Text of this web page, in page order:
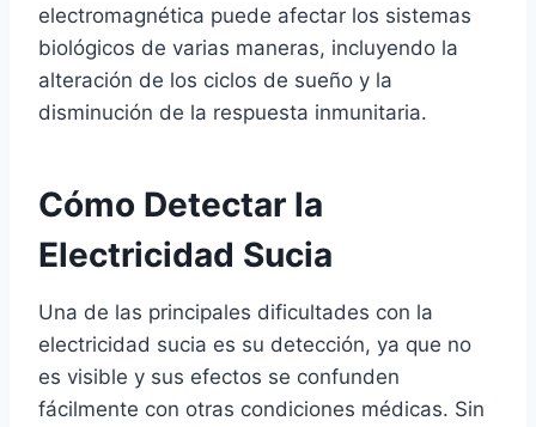
electromagnética puede afectar los sistemas
biológicos de varias maneras, incluyendo la
alteración de los ciclos de sueño y la
disminución de la respuesta inmunitaria.
Cómo Detectar la
Electricidad Sucia
Una de las principales dificultades con la
electricidad sucia es su detección, ya que no
es visible y sus efectos se confunden
fácilmente con otras condiciones médicas. Sin